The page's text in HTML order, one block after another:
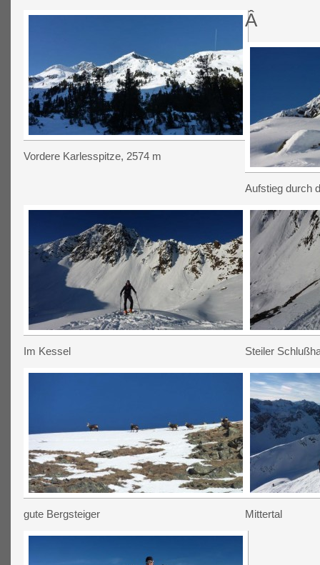
Vordere Karlesspitze, 2574 m
Â
Aufstieg durch
Im Kessel Steiler
gute Bergsteiger Mittertal